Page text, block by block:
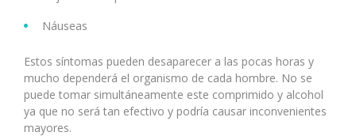
Náuseas
Estos síntomas pueden desaparecer a las pocas horas y
mucho dependerá el organismo de cada hombre. No se
puede tomar simultáneamente este comprimido y alcohol
ya que no será tan efectivo y podría causar inconvenientes
mayores.